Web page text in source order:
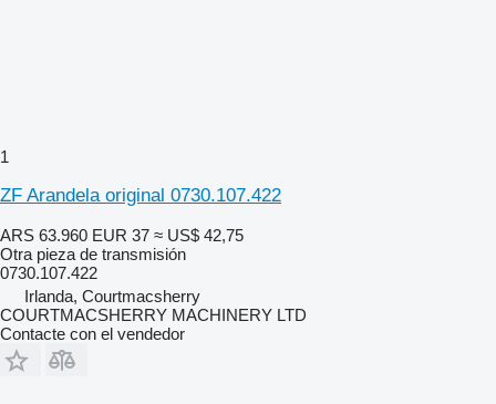
1
ZF Arandela original 0730.107.422
ARS 63.960 EUR 37 ≈ US$ 42,75
Otra pieza de transmisión
0730.107.422
Irlanda, Courtmacsherry
COURTMACSHERRY MACHINERY LTD
Contacte con el vendedor